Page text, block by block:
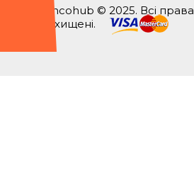
Oncohub © 2025. Всі права
захищені.